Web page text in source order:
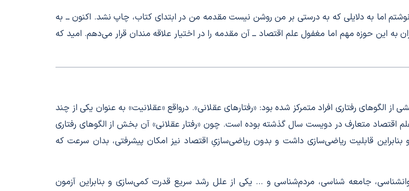
اما به دلایلی که به درستی بر من روشن نیست مقدمه من در ابتدای کتاب، چاپ نشد. اکنون ــ به
این حوزه مهم اما مغفول علم اقتصاد ــ آن مقدمه را در اختیار علاقه مندان قرار می‌دهم. امید که
الگوهای رفتاری افراد متمرکز شده بود: «رفتارهای عقلانی». درواقع «عقلانیت» به عنوان یکی از چند
متعارف در دویست سال گذشته بوده است. چون «رفتار عقلانی» آن بخش از الگوهای رفتاری
قابلیت ریاضی‌سازی داشت و بدون ریاضی‌سازیِ اقتصاد نیز امکان پیشرفتی، بدان سرعت که
جامعه شناسی، مردم‌شناسی و … یکی از علل رشد سریع قدرت کمی‌سازی و بنابراین آزمون